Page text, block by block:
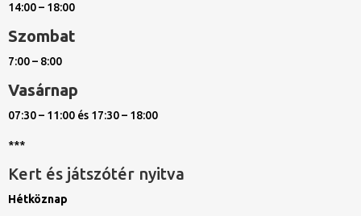
14:00 – 18:00
Szombat
7:00 – 8:00
Vasárnap
07:30 – 11:00 és 17:30 – 18:00
***
Kert és játszótér nyitva
Hétköznap